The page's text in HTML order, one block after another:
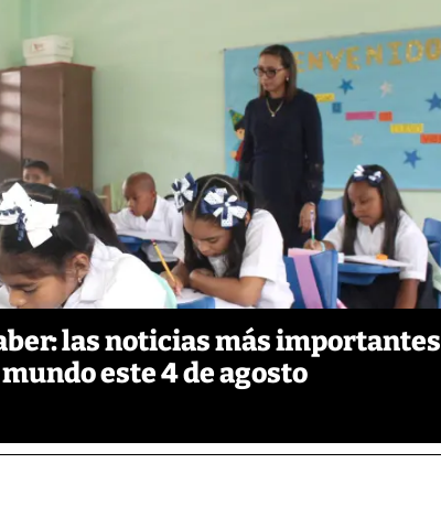
las noticias más importantes
este 4 de agosto